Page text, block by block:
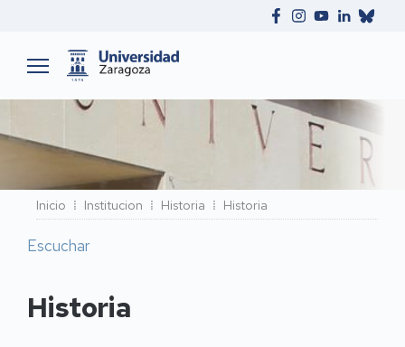
Ruta
de
navegación
Inicio Institucion Historia Historia
Escuchar
Historia